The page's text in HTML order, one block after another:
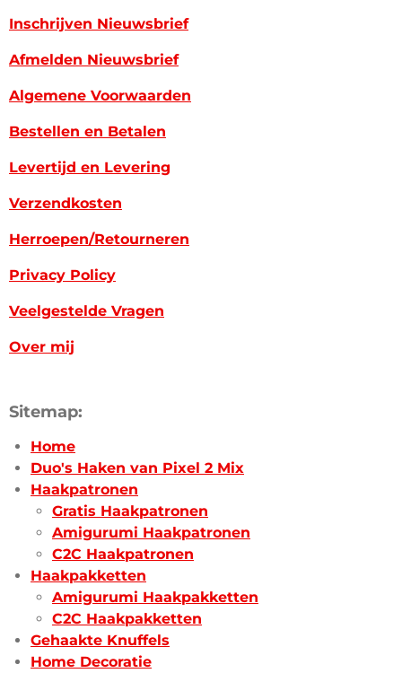
Inschrijven Nieuwsbrief
Afmelden Nieuwsbrief
Algemene Voorwaarden
Bestellen en Betalen
Levertijd en Levering
Verzendkosten
Herroepen/Retourneren
Privacy Policy
Veelgestelde Vragen
Over mij
Sitemap:
Home
Duo's Haken van Pixel 2 Mix
Haakpatronen
Gratis Haakpatronen
Amigurumi Haakpatronen
C2C Haakpatronen
Haakpakketten
Amigurumi Haakpakketten
C2C Haakpakketten
Gehaakte Knuffels
Home Decoratie